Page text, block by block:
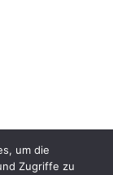
um die
Zugriffe zu